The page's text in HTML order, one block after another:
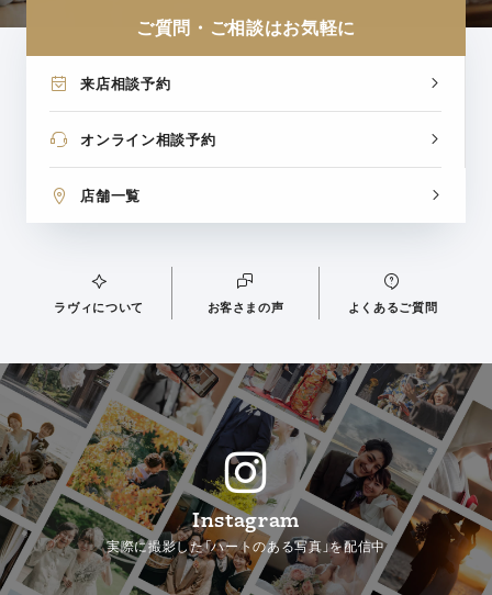
ご質問・ご相談はお気軽に
来店相談予約
オンライン相談予約
店舗一覧
ラヴィについて お客さまの声 よくあるご質問
Instagram
実際に撮影した「ハートのある写真」を配信中